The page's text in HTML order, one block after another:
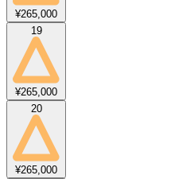
¥265,000
19
¥265,000
20
¥265,000